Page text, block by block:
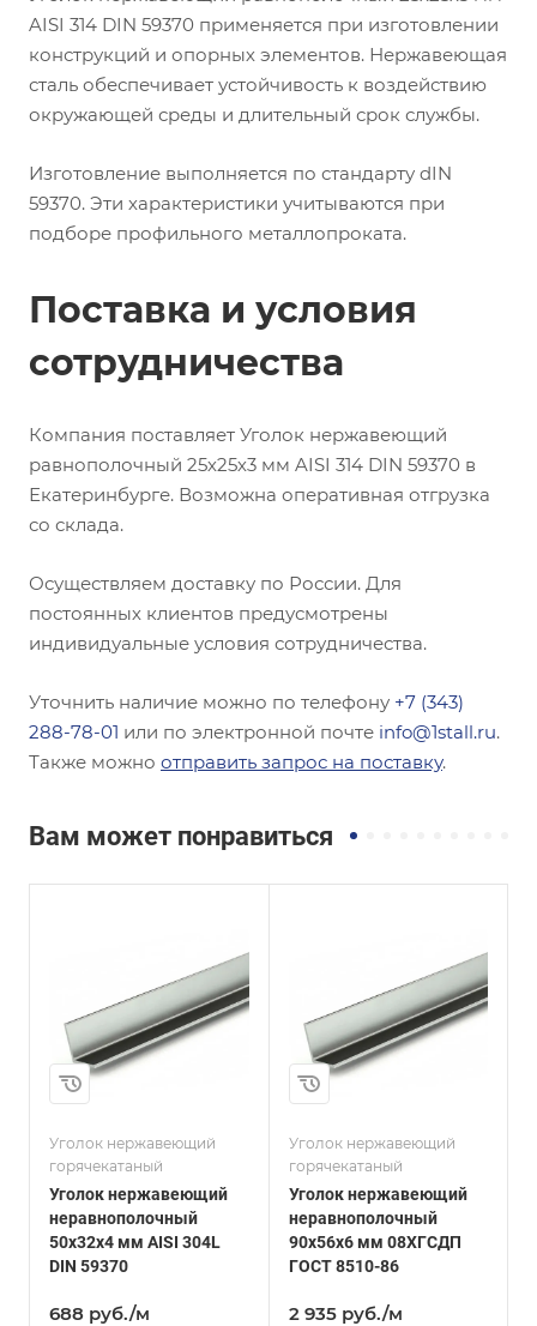
AISI 314 DIN 59370 применяется при изготовлении
конструкций и опорных элементов. Нержавеющая
сталь обеспечивает устойчивость к воздействию
окружающей среды и длительный срок службы.
Изготовление выполняется по стандарту dIN
59370. Эти характеристики учитываются при
подборе профильного металлопроката.
Поставка и условия
сотрудничества
Компания поставляет Уголок нержавеющий
равнополочный 25х25х3 мм AISI 314 DIN 59370 в
Екатеринбурге. Возможна оперативная отгрузка
со склада.
Осуществляем доставку по России. Для
постоянных клиентов предусмотрены
индивидуальные условия сотрудничества.
Уточнить наличие можно по телефону +7 (343)
288-78-01 или по электронной почте info@1stall.ru.
Также можно отправить запрос на поставку.
Вам может понравиться
Уголок нержавеющий
горячекатаный
Уголок нержавеющий
неравнополочный
50х32х4 мм AISI 304L
DIN 59370
688 руб./м
Неравнополочны
Высота, мм
56
Толщина, мм
08ХГСДП
ГОСТ, ТУ
ГОСТ 8510-86
Поверхность
шлифованная
Уголок нержавеющий
горячекатаный
Уголок нержавеющий
неравнополочный
90х56х6 мм 08ХГСДП
ГОСТ 8510-86
2 935 руб./м
Неравнополочны
Высота, мм
36
Толщина, мм
AISI 316
ГОСТ, ТУ
DIN 59370
Поверхность
Полированная